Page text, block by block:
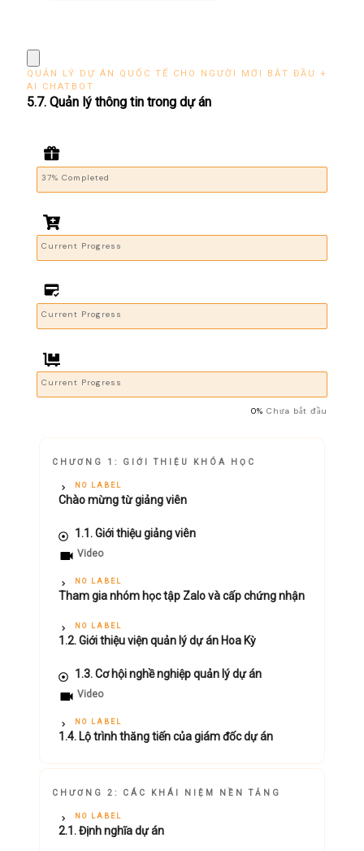
QUẢN LÝ DỰ ÁN QUỐC TẾ CHO NGƯỜI MỚI BẮT ĐẦU +
AI CHATBOT
5.7. Quản lý thông tin trong dự án
37% Completed
Current Progress
Current Progress
Current Progress
0% Chưa bắt đầu
CHƯƠNG 1: GIỚI THIỆU KHÓA HỌC
NO LABEL
Chào mừng từ giảng viên
1.1. Giới thiệu giảng viên
Video
NO LABEL
Tham gia nhóm học tập Zalo và cấp chứng nhận
NO LABEL
1.2. Giới thiệu viện quản lý dự án Hoa Kỳ
1.3. Cơ hội nghề nghiệp quản lý dự án
Video
NO LABEL
1.4. Lộ trình thăng tiến của giám đốc dự án
CHƯƠNG 2: CÁC KHÁI NIỆM NỀN TẢNG
NO LABEL
2.1. Định nghĩa dự án